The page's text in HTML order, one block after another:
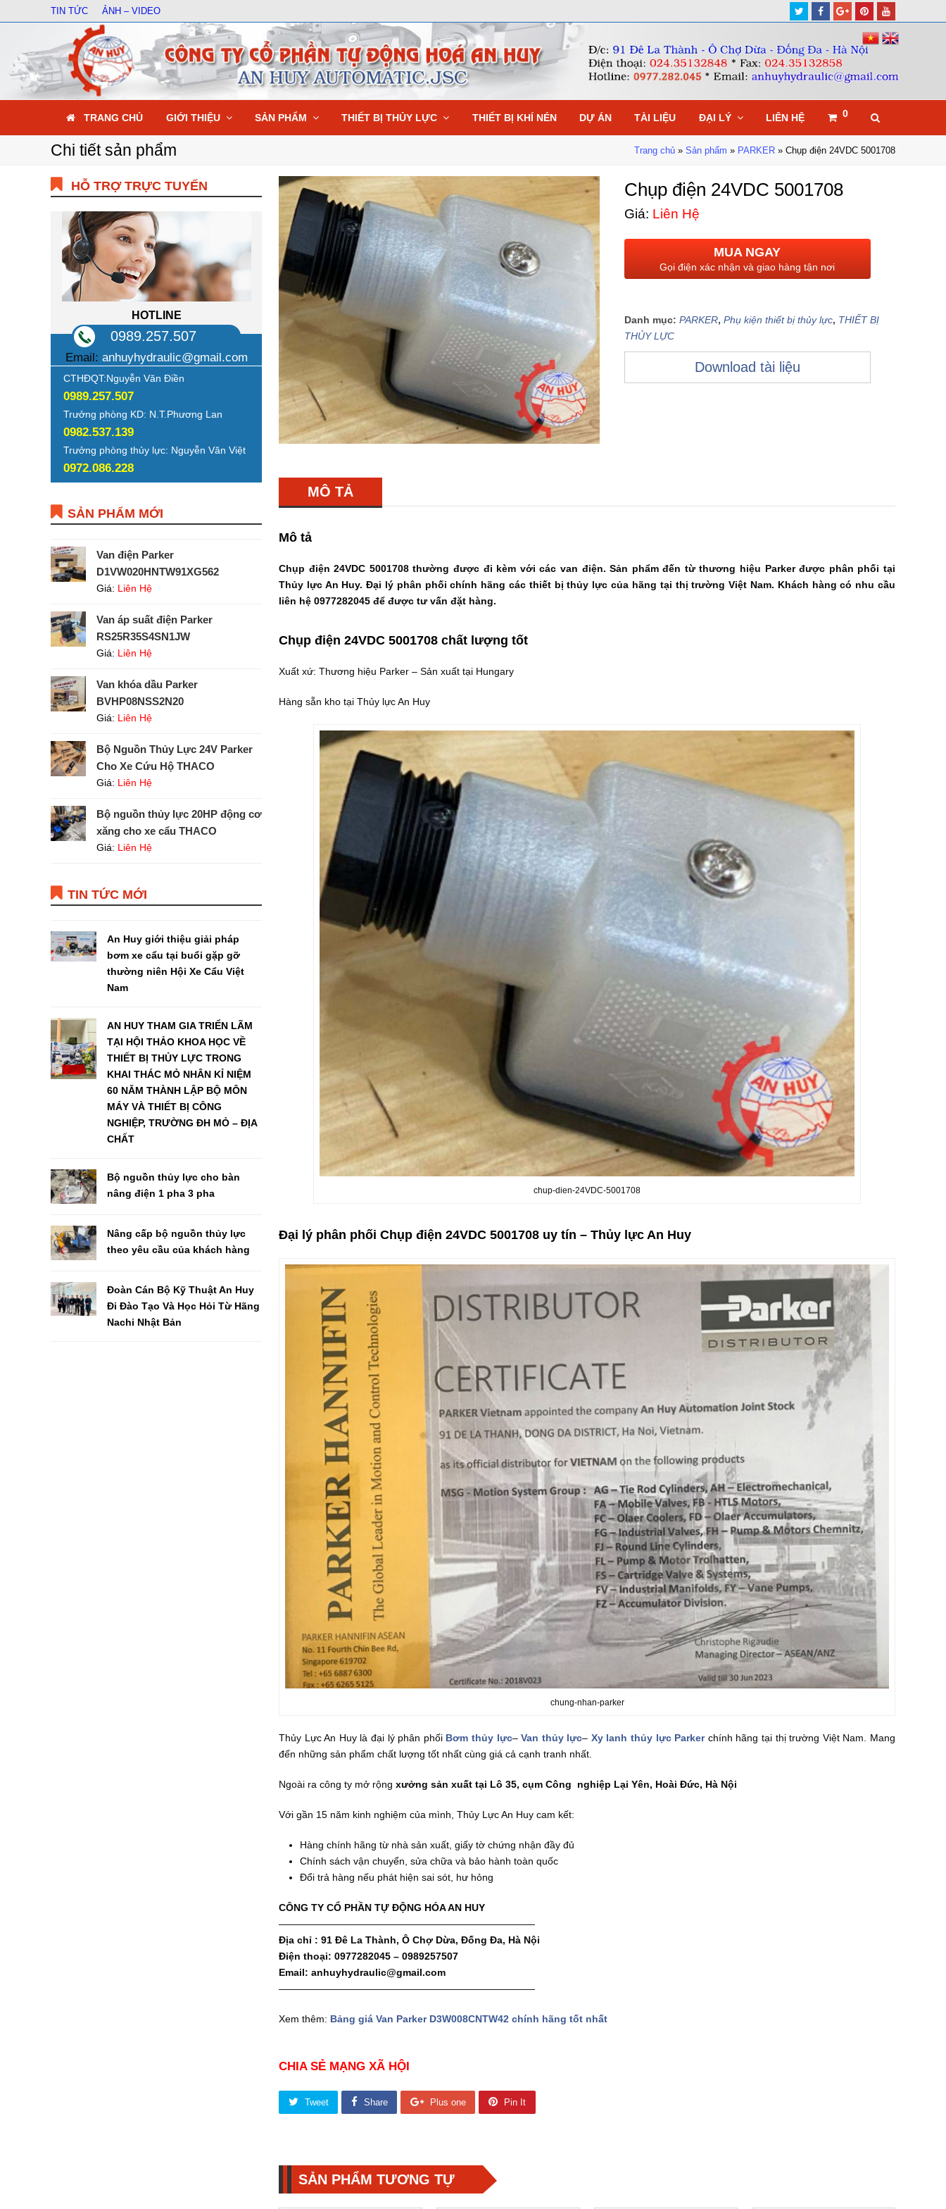
TIN TỨC ẢNH – VIDEO TwitterFacebook
Google
Plus
Pinterest
TRANG CHỦ GIỚI THIỆU SẢN PHẨM THIẾT BỊ THỦY LỰC THIẾT BỊ KHÍ NÉN DỰ ÁN TÀI LIỆU ĐẠI LÝ LIÊN HỆ 0
Chi tiết sản phẩm Trang chủ » Sản phẩm » PARKER » Chụp điện 24VDC 5001708
Chụp điện 24VDC 5001708
Giá: Liên Hệ
MUA NGAY
Gọi điện xác nhận và giao hàng tận nơi
Danh mục: PARKER, Phụ kiện thiết bị thủy lực, THIẾT BỊ
THỦY LỰC
Download tài liệu
MÔ TẢ
Mô tả
Chụp điện 24VDC 5001708 thường được đi kèm với các van điện. Sản phẩm đến từ thương hiệu Parker được phân phối tại
Thủy lực An Huy. Đại lý phân phối chính hãng các thiết bị thủy lực của hãng tại thị trường Việt Nam. Khách hàng có nhu cầu
liên hệ 0977282045 để được tư vấn đặt hàng.
Chụp điện 24VDC 5001708 chất lượng tốt
Xuất xứ: Thương hiệu Parker – Sản xuất tại Hungary
Hàng sẵn kho tại Thủy lực An Huy
chup-dien-24VDC-5001708
Đại lý phân phối Chụp điện 24VDC 5001708 uy tín – Thủy lực An Huy
chung-nhan-parker
Thủy Lực An Huy là đại lý phân phối Bơm thủy lực–Van thủy lực– Xy lanh thủy lực Parkerchính hãng tại thị trường Việt Nam. Mang
đến những sản phẩm chất lượng tốt nhất cùng giá cả cạnh tranh nhất.
Ngoài ra công ty mở rộng xưởng sản xuất tại Lô 35, cụm Công nghiệp Lại Yên, Hoài Đức, Hà Nội
Với gần 15 năm kinh nghiệm của mình, Thủy Lực An Huy cam kết:
Hàng chính hãng từ nhà sản xuất, giấy tờ chứng nhận đầy đủ
Chính sách vận chuyển, sửa chữa và bảo hành toàn quốc
Đổi trả hàng nếu phát hiện sai sót, hư hỏng
CÔNG TY CỔ PHẦN TỰ ĐỘNG HÓA AN HUY
——————————————————————————
Địa chỉ : 91 Đê La Thành, Ô Chợ Dừa, Đống Đa, Hà Nội
Điện thoại: 0977282045 – 0989257507
Email: anhuyhydraulic@gmail.com
——————————————————————————
Xem thêm: Bảng giá Van Parker D3W008CNTW42 chính hãng tốt nhất
CHIA SẺ MẠNG XÃ HỘI
Tweet Share Plus one Pin It
SẢN PHẨM TƯƠNG TỰ
HỖ TRỢ TRỰC TUYẾN
HOTLINE
0989.257.507
Email: anhuyhydraulic@gmail.com
CTHĐQT:Nguyễn Văn Điền
0989.257.507
Trưởng phòng KD: N.T.Phương Lan
0982.537.139
Trưởng phòng thủy lực: Nguyễn Văn Việt
0972.086.228
SẢN PHẨM MỚI
Van điện Parker
D1VW020HNTW91XG562
Giá: Liên Hệ
Van áp suất điện Parker
RS25R35S4SN1JW
Giá: Liên Hệ
Van khóa dầu Parker
BVHP08NSS2N20
Giá: Liên Hệ
Bộ Nguồn Thủy Lực 24V Parker
Cho Xe Cứu Hộ THACO
Giá: Liên Hệ
Bộ nguồn thủy lực 20HP động cơ
xăng cho xe cẩu THACO
Giá: Liên Hệ
TIN TỨC MỚI
An Huy giới thiệu giải pháp
bơm xe cẩu tại buổi gặp gỡ
thường niên Hội Xe Cẩu Việt
Nam
AN HUY THAM GIA TRIỂN LÃM
TẠI HỘI THẢO KHOA HỌC VỀ
THIẾT BỊ THỦY LỰC TRONG
KHAI THÁC MỎ NHÂN KỈ NIỆM
60 NĂM THÀNH LẬP BỘ MÔN
MÁY VÀ THIẾT BỊ CÔNG
NGHIỆP, TRƯỜNG ĐH MỎ – ĐỊA
CHẤT
Bộ nguồn thủy lực cho bàn
nâng điện 1 pha 3 pha
Nâng cấp bộ nguồn thủy lực
theo yêu cầu của khách hàng
Đoàn Cán Bộ Kỹ Thuật An Huy
Đi Đào Tạo Và Học Hỏi Từ Hãng
Nachi Nhật Bản